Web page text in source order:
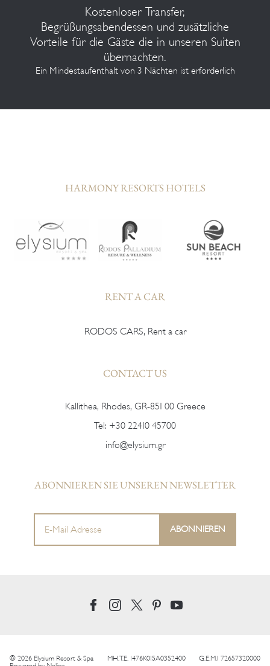
Kostenloser Transfer,
Begrüßungsabendessen und zusätzliche
Vorteile für die Gäste die in unseren Suiten
übernachten.
Ein Mindestaufenthalt von 3 Nächten ist erforderlich
HARMONY RESORTS HOTELS
RENT A CAR
RODOS CARS, Rent a car
CONTACT US
Kallithea, Rhodes, GR-851 00 Greece
Tel: +30 22410 45700
info@elysium.gr
ABONNIEREN SIE UNSEREN NEWSLETTER
© 2026 Elysium Resort & Spa MH.T.E. 1476K015A0352400
G.E.M.I 72657320000